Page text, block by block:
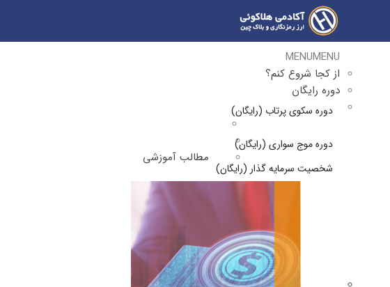
MENUMENU
از کجا شروع کنم؟
دوره رایگان
دوره سکوی پرتاب (رایگان)
دوره موج سواری (رایگان)
شخصیت سرمایه گذار (رایگان)
مطالب آموزشی